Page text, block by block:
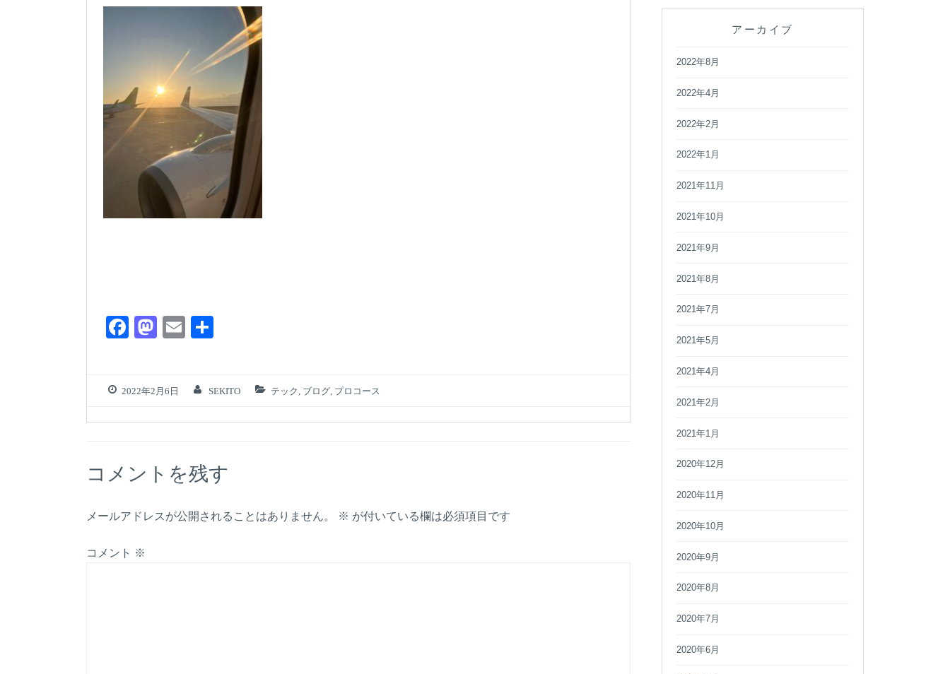
F
e
b
o
k
M
o
d
E
2022年2月6日 SEKITO テック ブログ, プロコース
コメントを残す
メールアドレスが公開されることはありません。 ※ が付いている欄は必須項目です
コメント ※
アーカイブ
2022年8月
2022年4月
2022年2月
2022年1月
2021年11月
2021年10月
2021年9月
2021年8月
2021年7月
2021年5月
2021年4月
2021年2月
2021年1月
2020年12月
2020年11月
2020年10月
2020年9月
2020年8月
2020年7月
2020年6月